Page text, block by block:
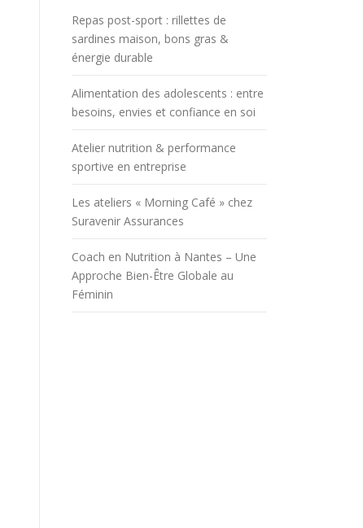
Repas post-sport : rillettes de
sardines maison, bons gras &
énergie durable
Alimentation des adolescents : entre
besoins, envies et confiance en soi
Atelier nutrition & performance
sportive en entreprise
Les ateliers « Morning Café » chez
Suravenir Assurances
Coach en Nutrition à Nantes – Une
Approche Bien-Être Globale au
Féminin